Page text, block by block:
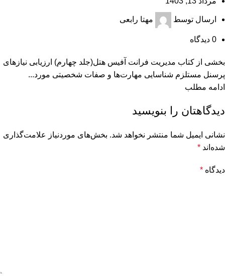
ارسال توسط مهتا رابعی
0 دیدگاه
بخشی از کتاب مدیریت فرانت آفیس هتل(جلد چهارم) ارزیابی نیازهای
پرسنل مستلزم شناسایی مهارت‌ها و صفات شخصیتی مورد...
ادامه مطلب
دیدگاهتان را بنویسید
نشانی ایمیل شما منتشر نخواهد شد. بخش‌های موردنیاز علامت‌گذاری
شده‌اند *
دیدگاه *